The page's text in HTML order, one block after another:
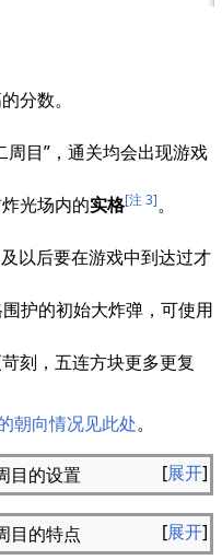
分数。
周目”，通关均会出现游戏
光场内的实格[注 3]。
以后要在游戏中到达过才
护的初始大炸弹，可使用
刻，五连方块更多更复
朝向情况见此处。
展开
目的设置
展开
目的特点